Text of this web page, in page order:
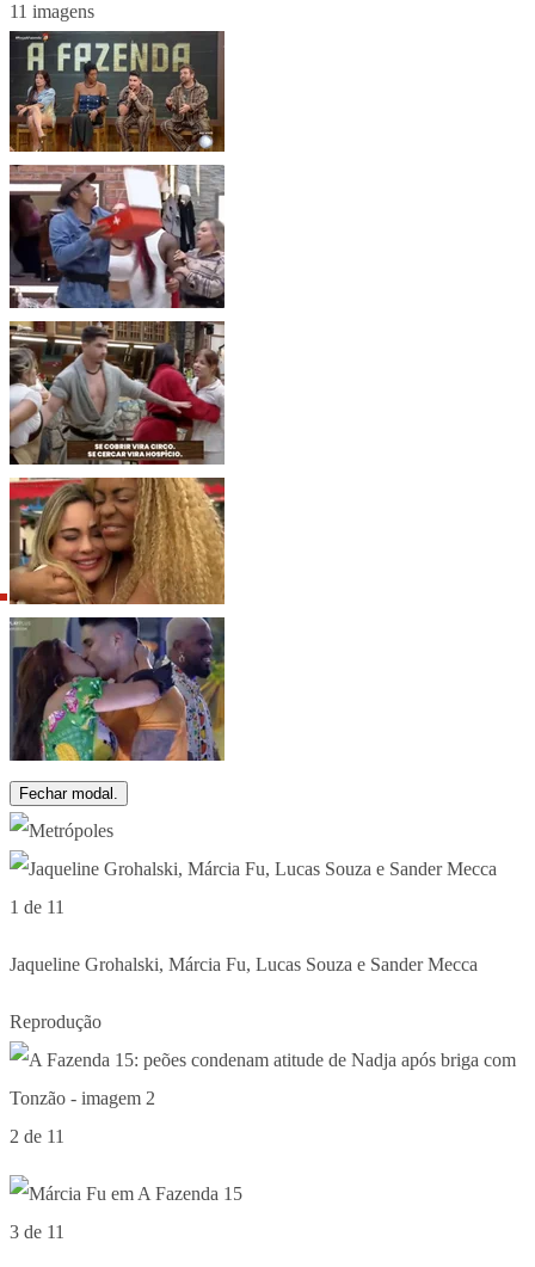
11 imagens
Fechar modal.
1 de 11
Jaqueline Grohalski, Márcia Fu, Lucas Souza e Sander Mecca
Reprodução
2 de 11
3 de 11